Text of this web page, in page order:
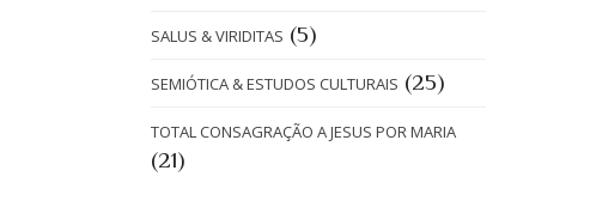
SALUS & VIRIDITAS (5)
SEMIÓTICA & ESTUDOS CULTURAIS (25)
TOTAL CONSAGRAÇÃO A JESUS POR MARIA
(21)